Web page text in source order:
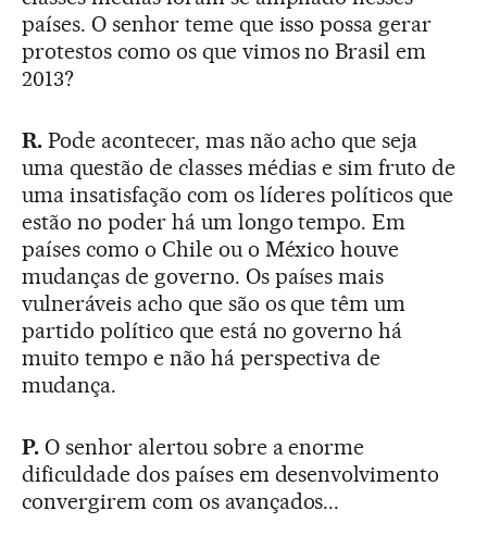
países. O senhor teme que isso possa gerar
protestos como os que vimos no Brasil em
2013?
R.Pode acontecer, mas não acho que seja
uma questão de classes médias e sim fruto de
uma insatisfação com os líderes políticos que
estão no poder há um longo tempo. Em
países como o Chile ou o México houve
mudanças de governo. Os países mais
vulneráveis acho que são os que têm um
partido político que está no governo há
muito tempo e não há perspectiva de
mudança.
P.O senhor alertou sobre a enorme
dificuldade dos países em desenvolvimento
convergirem com os avançados...